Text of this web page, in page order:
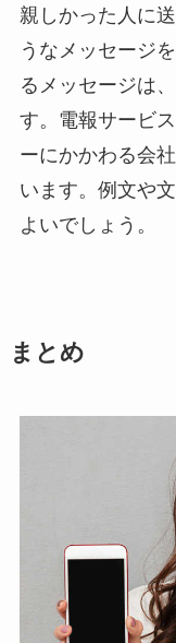
親しかった人に
うなメッセージ
るメッセージは
す。電報サービ
ーにかかわる会
います。例文や
よいでしょう。
まとめ